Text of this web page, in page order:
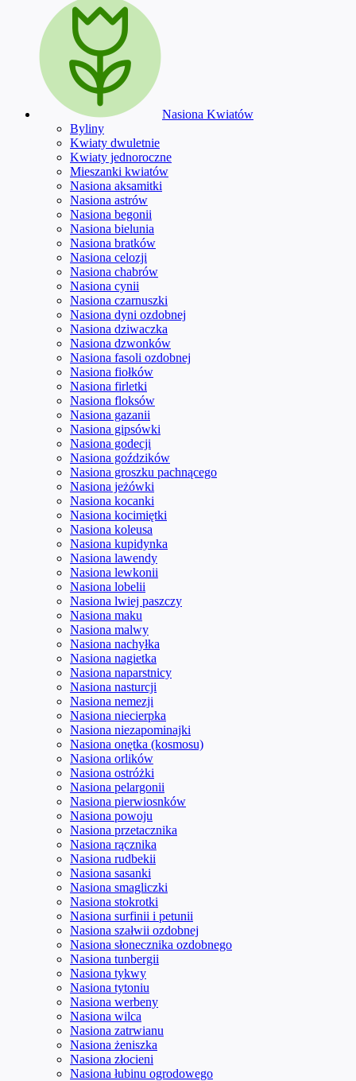
Nasiona Kwiatów
Byliny
Kwiaty dwuletnie
Kwiaty jednoroczne
Mieszanki kwiatów
Nasiona aksamitki
Nasiona astrów
Nasiona begonii
Nasiona bielunia
Nasiona bratków
Nasiona celozji
Nasiona chabrów
Nasiona cynii
Nasiona czarnuszki
Nasiona dyni ozdobnej
Nasiona dziwaczka
Nasiona dzwonków
Nasiona fasoli ozdobnej
Nasiona fiołków
Nasiona firletki
Nasiona floksów
Nasiona gazanii
Nasiona gipsówki
Nasiona godecji
Nasiona goździków
Nasiona groszku pachnącego
Nasiona jeżówki
Nasiona kocanki
Nasiona kocimiętki
Nasiona koleusa
Nasiona kupidynka
Nasiona lawendy
Nasiona lewkonii
Nasiona lobelii
Nasiona lwiej paszczy
Nasiona maku
Nasiona malwy
Nasiona nachyłka
Nasiona nagietka
Nasiona naparstnicy
Nasiona nasturcji
Nasiona nemezji
Nasiona niecierpka
Nasiona niezapominajki
Nasiona onętka (kosmosu)
Nasiona orlików
Nasiona ostróżki
Nasiona pelargonii
Nasiona pierwiosnków
Nasiona powoju
Nasiona przetacznika
Nasiona rącznika
Nasiona rudbekii
Nasiona sasanki
Nasiona smagliczki
Nasiona stokrotki
Nasiona surfinii i petunii
Nasiona szałwii ozdobnej
Nasiona słonecznika ozdobnego
Nasiona tunbergii
Nasiona tykwy
Nasiona tytoniu
Nasiona werbeny
Nasiona wilca
Nasiona zatrwianu
Nasiona żeniszka
Nasiona złocieni
Nasiona łubinu ogrodowego